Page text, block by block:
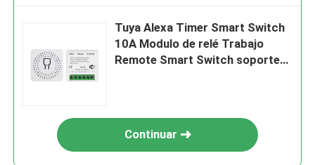
Tuya Alexa Timer Smart Switch
10A Modulo de relé Trabajo
Remote Smart Switch soporte
Continuar